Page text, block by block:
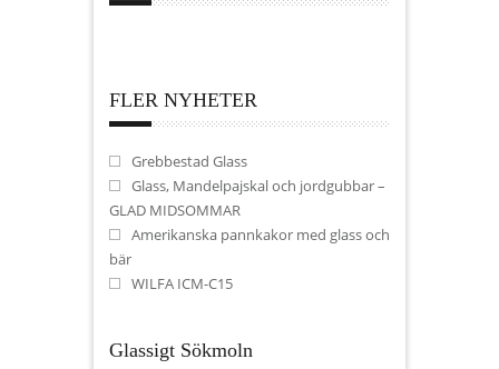
FLER NYHETER
Grebbestad Glass
Glass, Mandelpajskal och jordgubbar –
GLAD MIDSOMMAR
Amerikanska pannkakor med glass och
bär
WILFA ICM-C15
Glassigt Sökmoln